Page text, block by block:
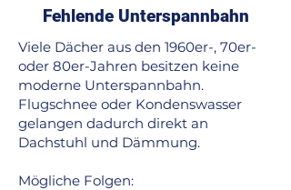
Fehlende Unterspannbahn
Viele Dächer aus den 1960er-, 70er-
oder 80er-Jahren besitzen keine
moderne Unterspannbahn.
Flugschnee oder Kondenswasser
gelangen dadurch direkt an
Dachstuhl und Dämmung.
Mögliche Folgen: